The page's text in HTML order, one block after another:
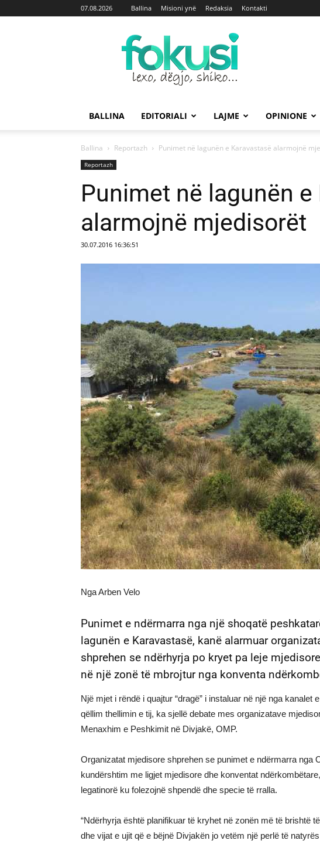
07.08.2026 Ballina Misioni ynë Redaksia Kontakti
Fokusi
BALLINA EDITORIALI LAJME OPINIONE
Ballina Reportazh Punimet në lagunën e Karavastasë alarmojnë
Reportazh
Punimet në lagunën e
alarmojnë mjedisorët
30.07.2016 16:36:51
Nga Arben Velo
Punimet e ndërmarra nga një shoqatë
lagunën e Karavastasë, kanë alarmuar
shprehen se ndërhyrja po kryet pa leje
në një zonë të mbrojtur nga konventa
Një mjet i rëndë i quajtur “dragë” i instaluar në një nga
qëllim thellimin e tij, ka sjellë debate mes organizatave
Menaxhim e Peshkimit në Divjakë, OMP.
Organizatat mjedisore shprehen se punimet e ndërmarra nga
kundërshtim me ligjet mjedisore dhe konventat
legatinorë ku folezojnë shpendë dhe specie të rralla.
“Ndërhyrja është planifikuar të kryhet në zonën më të brishtë
dhe vijat e ujit që e bëjnë Divjakën jo vetëm një perlë të